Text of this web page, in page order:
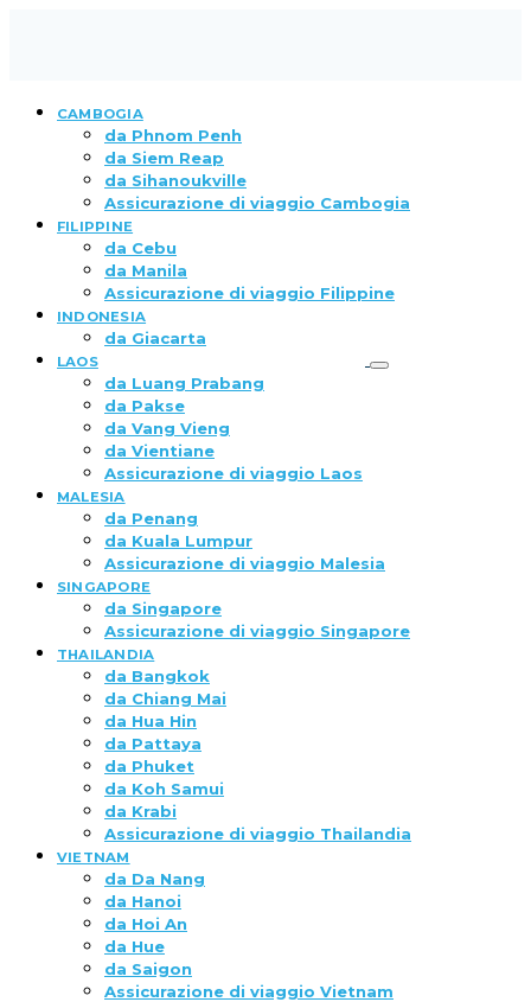
CAMBOGIA
da Phnom Penh
da Siem Reap
da Sihanoukville
Assicurazione di viaggio Cambogia
FILIPPINE
da Cebu
da Manila
Assicurazione di viaggio Filippine
INDONESIA
da Giacarta
LAOS
da Luang Prabang
da Pakse
da Vang Vieng
da Vientiane
Assicurazione di viaggio Laos
MALESIA
da Penang
da Kuala Lumpur
Assicurazione di viaggio Malesia
SINGAPORE
da Singapore
Assicurazione di viaggio Singapore
THAILANDIA
da Bangkok
da Chiang Mai
da Hua Hin
da Pattaya
da Phuket
da Koh Samui
da Krabi
Assicurazione di viaggio Thailandia
VIETNAM
da Da Nang
da Hanoi
da Hoi An
da Hue
da Saigon
Assicurazione di viaggio Vietnam